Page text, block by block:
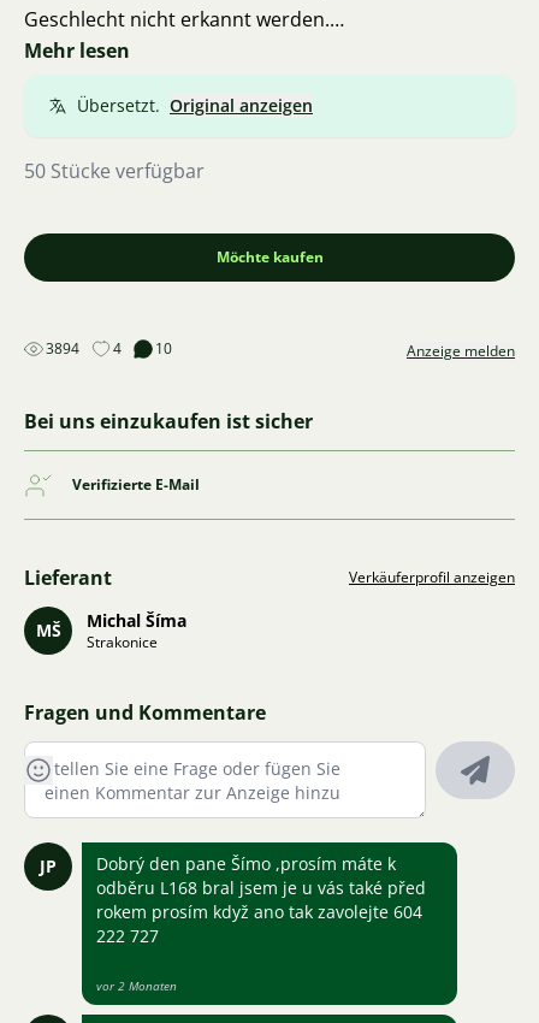
Geschlecht nicht erkannt werden.
Ich versende die Fische.
nicht immer in großer Anzahl, daher ist es notwendig,
L260 4-5cm 400CZK/Stück
Mehr lesen
Übersetzt. Original anzeigen
50 Stücke verfügbar
Möchte kaufen
3894 4 10 Anzeige melden
Bei uns einzukaufen ist sicher
Verifizierte E-Mail
Lieferant Verkäuferprofil anzeigen
MŠ Michal Šíma
Strakonice
Fragen und Kommentare
JP
Dobrý den pane Šímo ,prosím máte k
odběru L168 bral jsem je u vás také před
rokem prosím když ano tak zavolejte 604
222 727
vor 2 Monaten